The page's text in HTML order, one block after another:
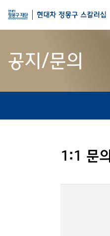
공지/문의
1:1 문의